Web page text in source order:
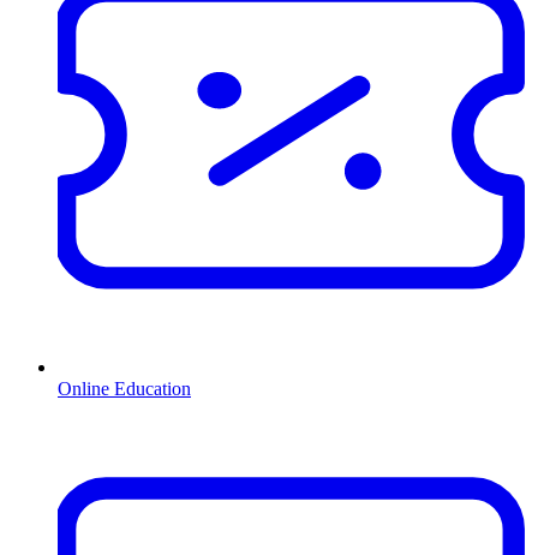
Online Education